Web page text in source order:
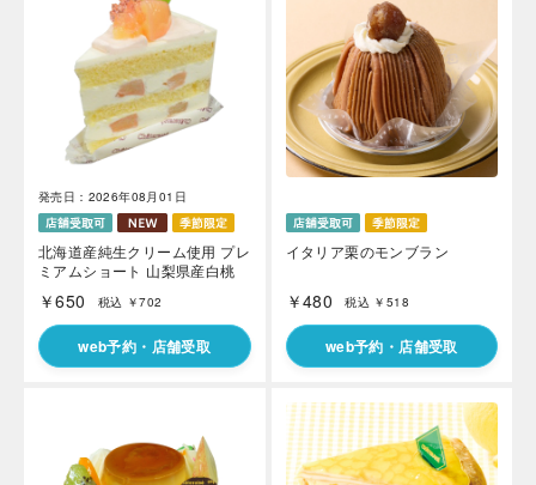
発売日：2026年08月01日
北海道産純生クリーム使用 プレ
ミアムショート 山梨県産白桃
￥650 税込 ￥702
web予約・店舗受取
イタリア栗のモンブラン
￥480 税込 ￥518
web予約・店舗受取